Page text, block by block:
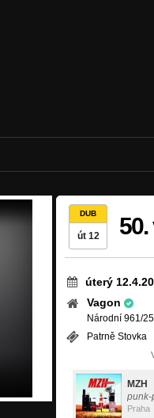
DUB
út 12
úterý
Vagon
Národní 961/
Patrně Stovka
MZH
punk-
Praha